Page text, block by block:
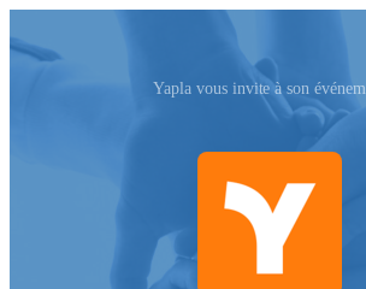
Yapla vous invite à son